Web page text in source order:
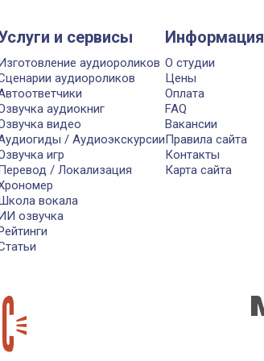
и сервисы
аудиороликов
аудиороликов
аудиокниг
видео
/ Аудиоэкскурсии
игр
/ Локализация
вокала
озвучка
Информация
О студии
Цены
Оплата
FAQ
Вакансии
Правила сайта
Контакты
Карта сайта